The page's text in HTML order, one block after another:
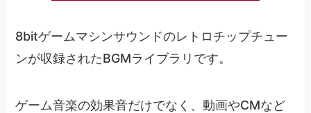
8bitゲームマシンサウンドのレトロチップチュー
ンが収録されたBGMライブラリです。
ゲーム音楽の効果音だけでなく、動画やCMなど